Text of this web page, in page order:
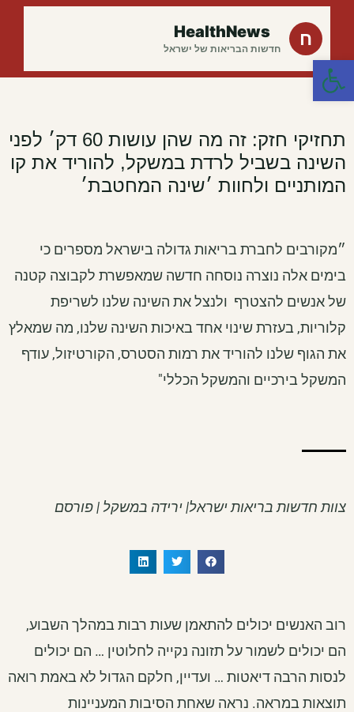
פתח סרגל נגישות
ח HealthNews
חדשות הבריאות של ישראל
תחזיקי חזק: זה מה שהן עושות 60 דק׳ לפני
השינה בשביל לרדת במשקל, להוריד את קו
המותניים ולחוות ׳שינה המחטבת׳ ​
״מקורבים לחברת בריאות גדולה בישראל מספרים כי
בימים אלה נוצרה נוסחה חדשה שמאפשרת לקבוצה קטנה
של אנשים להצטרף ולנצל את השינה שלנו לשריפת
קלוריות, בעזרת שינוי אחד באיכות השינה שלנו, מה שמאלץ
את הגוף שלנו להוריד את רמות הסטרס, הקורטיזול, עודף
המשקל בירכיים והמשקל הכללי"
צוות חדשות בריאות ישראל| ירידה במשקל | פורסם
רוב האנשים יכולים להתאמן שעות רבות במהלך השבוע,
הם יכולים לשמור על תזונה נקייה לחלוטין … הם יכולים
לנסות הרבה דיאטות … ועדיין, חלקם הגדול לא באמת רואה
תוצאות במראה. נראה שאחת הסיבות המעניינות